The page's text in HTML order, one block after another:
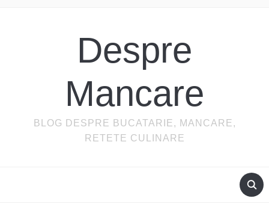
Despre
Mancare
BLOG DESPRE BUCATARIE, MANCARE,
RETETE CULINARE